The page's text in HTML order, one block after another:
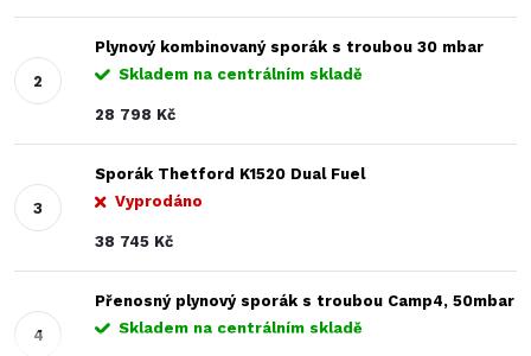
Plynový kombinovaný sporák s troubou 30 mbar
Skladem na centrálním skladě
28 798 Kč
Sporák Thetford K1520 Dual Fuel
Vyprodáno
38 745 Kč
Přenosný plynový sporák s troubou Camp4, 50mbar
Skladem na centrálním skladě